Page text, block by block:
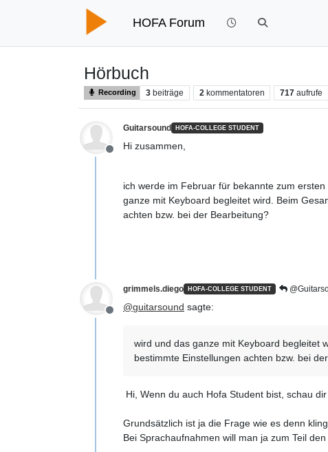
HOFA Forum
Hörbuch
Recording 3 beiträge 2 kommentatoren 717 aufrufe
Offline
Guitarsound HOFA-COLLEGE STUDENT
Hi zusammen,
ich werde im Februar für bekannte zum
ganze mit Keyboard begleitet wird. Beim
achten bzw. bei der Bearbeitung?
Offline
grimmels.diego HOFA-COLLEGE STUDENT
@guitarsound sagte:
wird und das ganze mit Keyboard begleitet
bestimmte Einstellungen achten bzw. bei
Hi, Wenn du auch Hofa Student bist, schau
Grundsätzlich ist ja die Frage wie es denn
Bei Sprachaufnahmen will man ja zum Teil